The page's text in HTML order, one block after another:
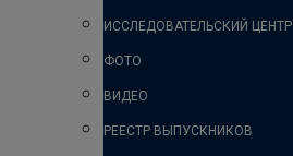
ИССЛЕДОВАТЕЛЬСКИЙ ЦЕНТР
ФОТО
ВИДЕО
РЕЕСТР ВЫПУСКНИКОВ